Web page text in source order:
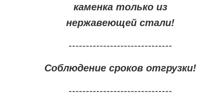
каменка только из
нержавеющей стали!
------------------------------
Соблюдение сроков отгрузки!
------------------------------